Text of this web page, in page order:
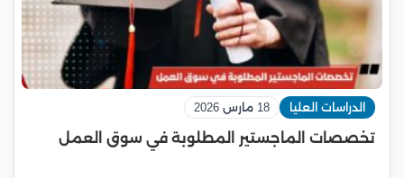
الدراسات العليا 18 مارس 2026
تخصصات الماجستير المطلوبة في سوق العمل